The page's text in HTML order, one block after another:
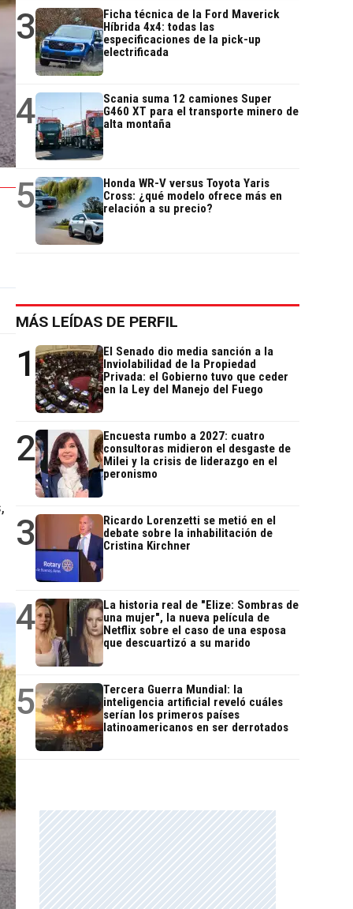
3
Ficha técnica de la Ford Maverick
Híbrida 4x4: todas las
especificaciones de la pick-up
electrificada
4
Scania suma 12 camiones Super
G460 XT para el transporte minero de
alta montaña
5
Honda WR-V versus Toyota Yaris
Cross: ¿qué modelo ofrece más en
relación a su precio?
MÁS LEÍDAS DE PERFIL
1
El Senado dio media sanción a la
Inviolabilidad de la Propiedad
Privada: el Gobierno tuvo que ceder
en la Ley del Manejo del Fuego
2
Encuesta rumbo a 2027: cuatro
consultoras midieron el desgaste de
Milei y la crisis de liderazgo en el
peronismo
3
Ricardo Lorenzetti se metió en el
debate sobre la inhabilitación de
Cristina Kirchner
4
La historia real de "Elize: Sombras de
una mujer", la nueva película de
Netflix sobre el caso de una esposa
que descuartizó a su marido
5
Tercera Guerra Mundial: la
inteligencia artificial reveló cuáles
serían los primeros países
latinoamericanos en ser derrotados